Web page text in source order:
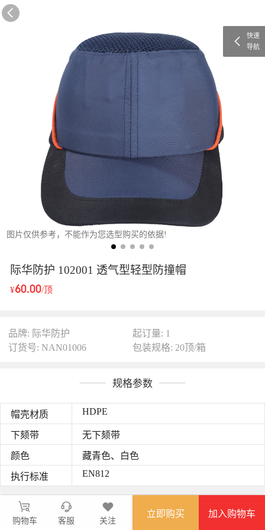
图片仅供参考，不能作为您选型购买的依据!
际华防护 102001 透气型轻型防撞帽
¥60.00/顶
品牌: 际华防护
起订量: 1
订货号: NAN01006
包装规格: 20顶/箱
规格参数
帽壳材质 HDPE
下颏带 无下颏带
颜色 藏青色、白色
执行标准 EN812
图文详情
棒球帽形抗冲击轻型防撞帽，
牛津布材质；
购物车 客服 关注
立即购买 加入购物车
快速
导航